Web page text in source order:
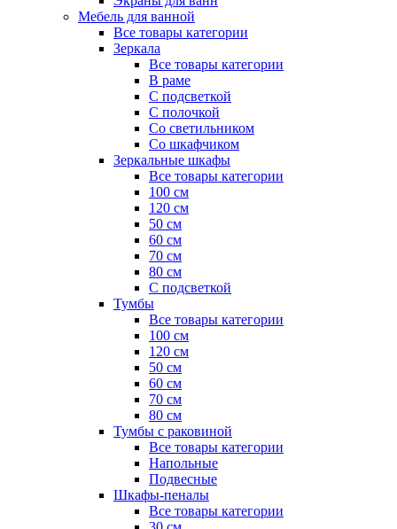
Мебель для ванной
Все товары категории
Зеркала
Все товары категории
В раме
С подсветкой
С полочкой
Со светильником
Со шкафчиком
Зеркальные шкафы
Все товары категории
100 см
120 см
50 см
60 см
70 см
80 см
С подсветкой
Тумбы
Все товары категории
100 см
120 см
50 см
60 см
70 см
80 см
Тумбы с раковиной
Все товары категории
Напольные
Подвесные
Шкафы-пеналы
Все товары категории